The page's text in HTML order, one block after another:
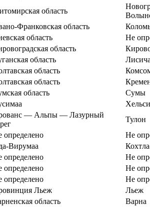
область
Франковская область
область
Не
область
область
область
область
область
Сумы
— Альпы — Лазурный
Тулон
определено
Не
Вирумаа
определено
Не
определено
Не
определено
Не
Льеж
Льеж
область Варна